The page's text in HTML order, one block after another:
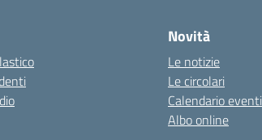
Novità
Le notizie
Le circolari
Calendario eventi
Albo online